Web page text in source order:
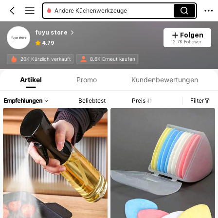
Badezimmerregale Und Eckregale
fuyu store
4.79
Folgen
2.7K Follower
20K Kürzlich verkauft 8.6K Erneut kaufen
Produktinformation: Preisangabe, Verkaufs- und Lagerbestandsdetails.
Artikel Promo Kundenbewertungen
Empfehlungen Beliebtest Preis Filter